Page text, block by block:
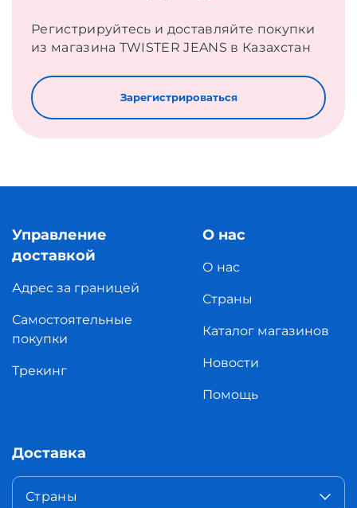
Регистрируйтесь и доставляйте покупки
из магазина TWISTER JEANS в Казахстан
Зарегистрироваться
Управление
доставкой
Адрес за границей
Самостоятельные
покупки
Трекинг
О нас
О нас
Страны
Каталог магазинов
Новости
Помощь
Доставка
Страны